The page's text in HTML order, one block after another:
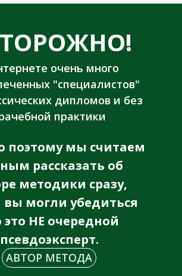
очень много
"специалистов"
дипломов и без
практики
АВТОР МЕТОДА
поэтому мы считаем
рассказать об
методики сразу,
вы могли убедиться
это НЕ очередной
псевдоэксперт.